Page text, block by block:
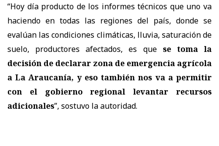
“Hoy día producto de los informes técnicos que uno va
haciendo en todas las regiones del país, donde se
evalúan las condiciones climáticas, lluvia, saturación de
suelo, productores afectados, es que se toma la
decisión de declarar zona de emergencia agrícola
a La Araucanía, y eso también nos va a permitir
con el gobierno regional levantar recursos
adicionales”, sostuvo la autoridad.